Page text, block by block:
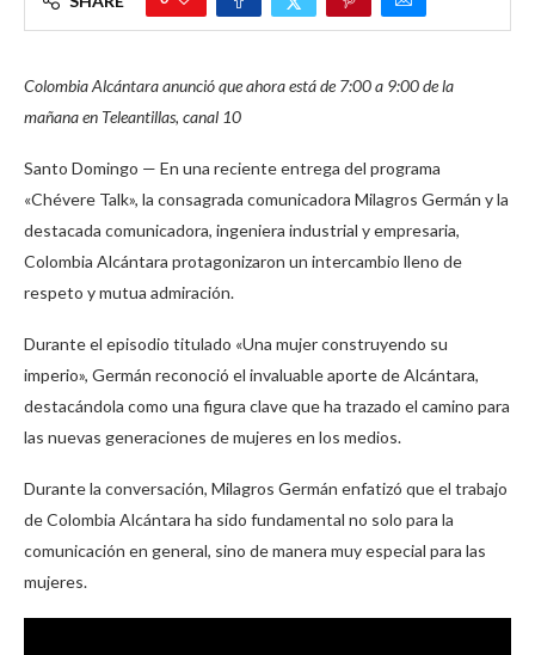
Colombia Alcántara anunció que ahora está de 7:00 a 9:00 de la
mañana en Teleantillas, canal 10
Santo Domingo — En una reciente entrega del programa
«Chévere Talk», la consagrada comunicadora Milagros Germán y la
destacada comunicadora, ingeniera industrial y empresaria,
Colombia Alcántara protagonizaron un intercambio lleno de
respeto y mutua admiración.
Durante el episodio titulado «Una mujer construyendo su
imperio», Germán reconoció el invaluable aporte de Alcántara,
destacándola como una figura clave que ha trazado el camino para
las nuevas generaciones de mujeres en los medios.
Durante la conversación, Milagros Germán enfatizó que el trabajo
de Colombia Alcántara ha sido fundamental no solo para la
comunicación en general, sino de manera muy especial para las
mujeres.